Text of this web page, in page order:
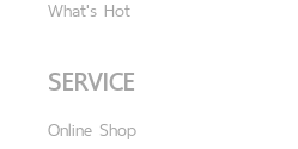
What's Hot
SERVICE
Online Shop